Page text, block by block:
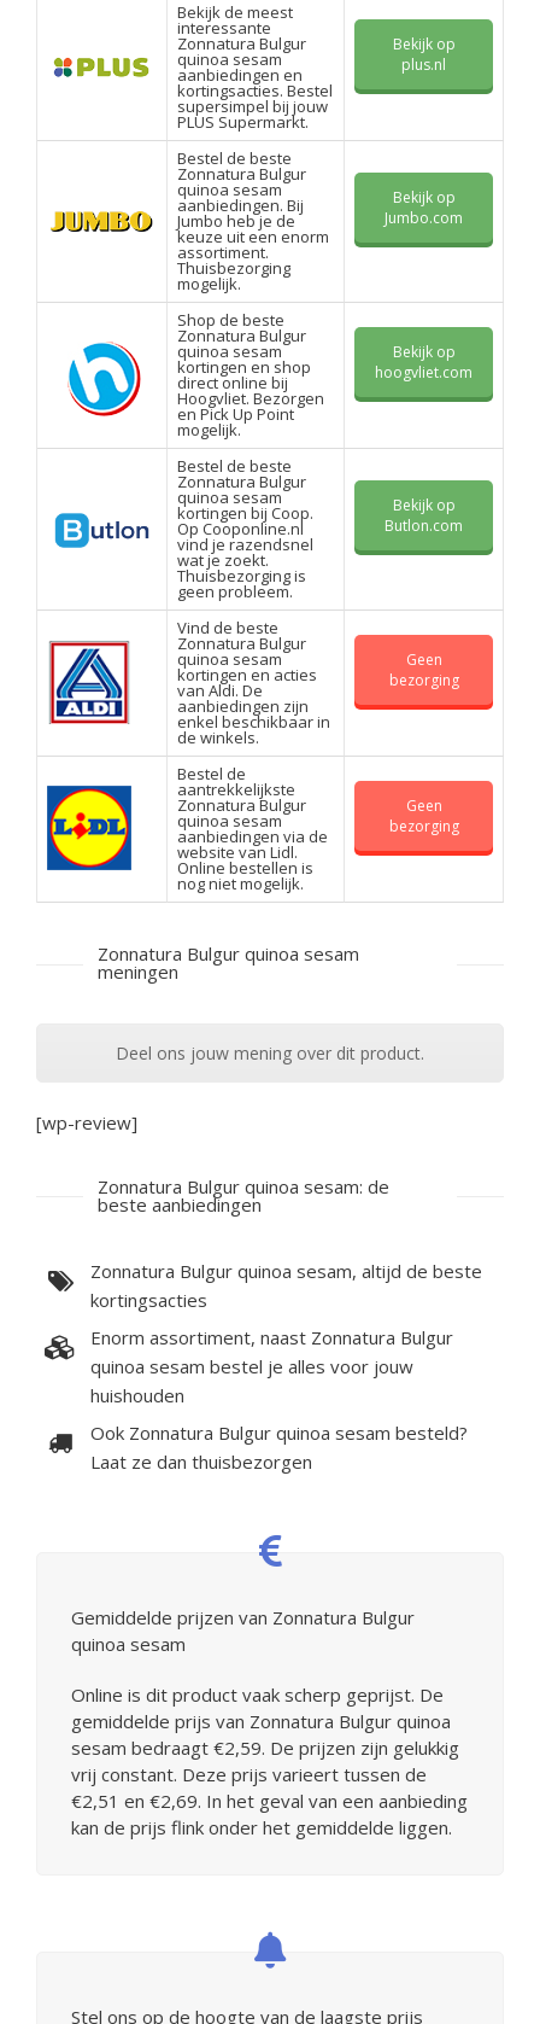
Bekijk de meest
interessante
Zonnatura Bulgur
quinoa sesam
aanbiedingen en
kortingsacties. Bestel
supersimpel bij jouw
PLUS Supermarkt.
Bekijk op
plus.nl
Bestel de beste
Zonnatura Bulgur
quinoa sesam
aanbiedingen. Bij
Jumbo heb je de
keuze uit een enorm
assortiment.
Thuisbezorging
mogelijk.
Bekijk op
Jumbo.com
Shop de beste
Zonnatura Bulgur
quinoa sesam
kortingen en shop
direct online bij
Hoogvliet. Bezorgen
en Pick Up Point
mogelijk.
Bekijk op
hoogvliet.com
Bestel de beste
Zonnatura Bulgur
quinoa sesam
kortingen bij Coop.
Op Cooponline.nl
vind je razendsnel
wat je zoekt.
Thuisbezorging is
geen probleem.
Bekijk op
Butlon.com
Vind de beste
Zonnatura Bulgur
quinoa sesam
kortingen en acties
van Aldi. De
aanbiedingen zijn
enkel beschikbaar in
de winkels.
Geen
bezorging
Bestel de
aantrekkelijkste
Zonnatura Bulgur
quinoa sesam
aanbiedingen via de
website van Lidl.
Online bestellen is
nog niet mogelijk.
Geen
bezorging
Zonnatura Bulgur quinoa sesam
meningen
Deel ons jouw mening over dit product.
[wp-review]
Zonnatura Bulgur quinoa sesam: de
beste aanbiedingen
Zonnatura Bulgur quinoa sesam, altijd de beste
kortingsacties
Enorm assortiment, naast Zonnatura Bulgur
quinoa sesam bestel je alles voor jouw
huishouden
Ook Zonnatura Bulgur quinoa sesam besteld?
Laat ze dan thuisbezorgen
Gemiddelde prijzen van Zonnatura Bulgur
quinoa sesam
Online is dit product vaak scherp geprijst. De
gemiddelde prijs van Zonnatura Bulgur quinoa
sesam bedraagt €2,59. De prijzen zijn gelukkig
vrij constant. Deze prijs varieert tussen de
€2,51 en €2,69. In het geval van een aanbieding
kan de prijs flink onder het gemiddelde liggen.
Stel ons op de hoogte van de laagste prijs